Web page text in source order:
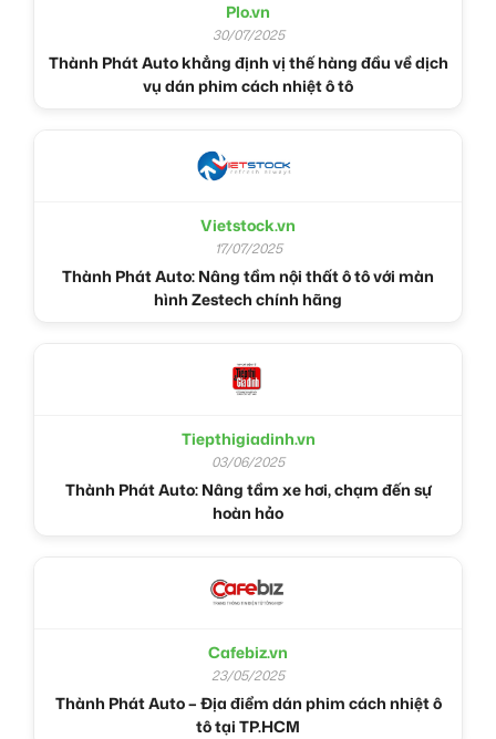
Plo.vn
30/07/2025
Thành Phát Auto khẳng định vị thế hàng đầu về dịch
vụ dán phim cách nhiệt ô tô
Vietstock.vn
17/07/2025
Thành Phát Auto: Nâng tầm nội thất ô tô với màn
hình Zestech chính hãng
Tiepthigiadinh.vn
03/06/2025
Thành Phát Auto: Nâng tầm xe hơi, chạm đến sự
hoàn hảo
Cafebiz.vn
23/05/2025
Thành Phát Auto – Địa điểm dán phim cách nhiệt ô
tô tại TP.HCM